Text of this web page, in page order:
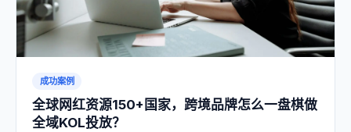
成功案例
全球网红资源150+国家，跨境品牌怎么一盘棋做
全域KOL投放？